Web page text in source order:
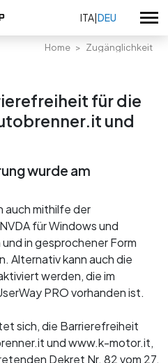
ITA|DEU
Bozen
& Kia Verkauf Brixen
Home Zugänglichkeit
für die
und
wurde am
auch mithilfe der
für Windows und
in gesprochener Form
Alternativ kann auch die
werden, die im
PRO vorhanden ist.
sich, die Barrierefreiheit
und www.k-motor.it,
Dekret Nr. 82 vom 27.